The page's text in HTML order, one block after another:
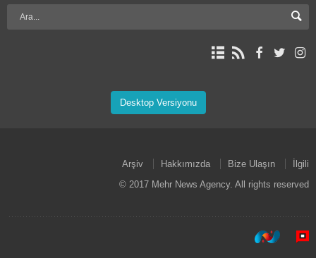
Desktop Versiyonu
Arşiv Hakkımızda Bize Ulaşın
İlgili
© 2017 Mehr News Agency. All rights reserved